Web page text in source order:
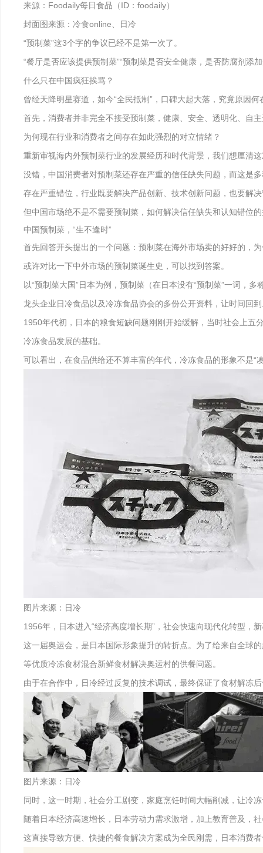
来源：Foodaily每日食品（ID：foodaily）
封面图来源：冷食online、日冷
“预制菜”这3个字的争议已经不是第一次了。
“餐厅是否应该提供预制菜”“预制菜是否安全健康，是否防腐剂
什么只在中国疯狂挨骂？
曾经天降明星赛道，如今“全民抵制”，口碑大起大落，究竟原因何
首先，消费者并非完全不接受预制菜，健康、安全、透明化、自
为何现在行业和消费者之间存在如此强烈的对立情绪？
重新审视海内外预制菜行业的发展经历和时代背景，我们想厘清
没错，中国消费者对预制菜还存在严重的信任缺失问题，而这是
存在严重错位，行业既要解决产品创新、技术创新问题，也要解
但中国市场绝不是不需要预制菜，如何解决信任缺失和认知错位
中国预制菜，“生不逢时”
首先回答开头提出的一个问题：预制菜在海外市场卖的好好的，
或许对比一下中外市场的预制菜诞生史，可以找到答案。
以“预制菜大国”日本为例，预制菜（在日本没有“预制菜”一词，
龙头企业日冷食品以及冷冻食品协会的多份公开资料，让时间回
1950年代初，日本的粮食短缺问题刚刚开始缓解，当时社会上
冷冻食品发展的基础。
可以看出，在食品供给还不算丰富的年代，冷冻食品的形象不是“
图片来源：日冷
1956年，日本进入“经济高度增长期”，社会快速向现代化转型，
这一届奥运会，是日本国际形象提升的转折点。为了给来自全球
等优质冷冻食材混合新鲜食材解决奥运村的供餐问题。
由于在合作中，日冷经过反复的技术调试，最终保证了食材解冻
图片来源：日冷
同时，这一时期，社会分工剧变，家庭烹饪时间大幅削减，让冷
随着日本经济高速增长，日本劳动力需求激增，加上教育普及，
这直接导致方便、快捷的餐食解决方案成为全民刚需，日本消费